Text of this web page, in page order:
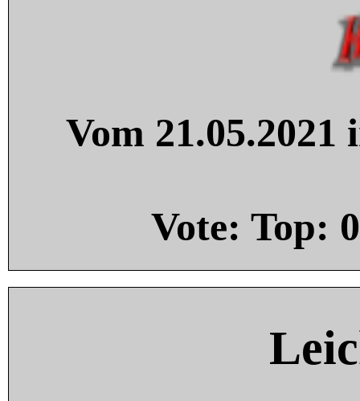
Vom
Vote: Top: 0